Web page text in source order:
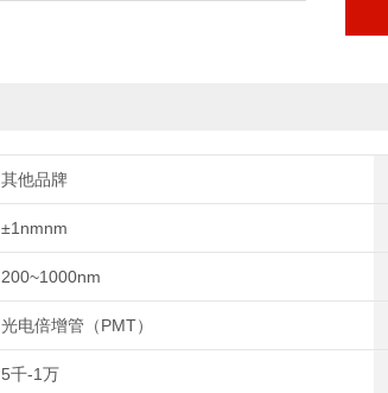
其他品牌
±1nmnm
200~1000nm
光电倍增管（PMT）
5千-1万